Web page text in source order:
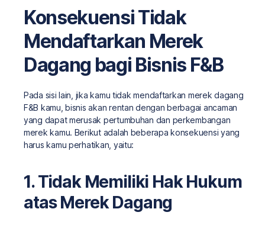
Konsekuensi Tidak
Mendaftarkan Merek
Dagang bagi Bisnis F&B
Pada sisi lain, jika kamu tidak mendaftarkan merek dagang
F&B kamu, bisnis akan rentan dengan berbagai ancaman
yang dapat merusak pertumbuhan dan perkembangan
merek kamu. Berikut adalah beberapa konsekuensi yang
harus kamu perhatikan, yaitu:
1. Tidak Memiliki Hak Hukum
atas Merek Dagang